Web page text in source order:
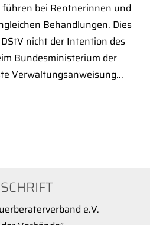
bei Rentnerinnen und
Behandlungen. Dies
nicht der Intention des
Bundesministerium der
Verwaltungsanweisung...
e.V.